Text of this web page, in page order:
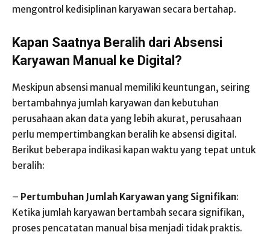
mengontrol kedisiplinan karyawan secara bertahap.
Kapan Saatnya Beralih dari Absensi
Karyawan Manual ke Digital?
Meskipun absensi manual memiliki keuntungan, seiring
bertambahnya jumlah karyawan dan kebutuhan
perusahaan akan data yang lebih akurat, perusahaan
perlu mempertimbangkan beralih ke absensi digital.
Berikut beberapa indikasi kapan waktu yang tepat untuk
beralih:
– Pertumbuhan Jumlah Karyawan yang Signifikan:
Ketika jumlah karyawan bertambah secara signifikan,
proses pencatatan manual bisa menjadi tidak praktis.